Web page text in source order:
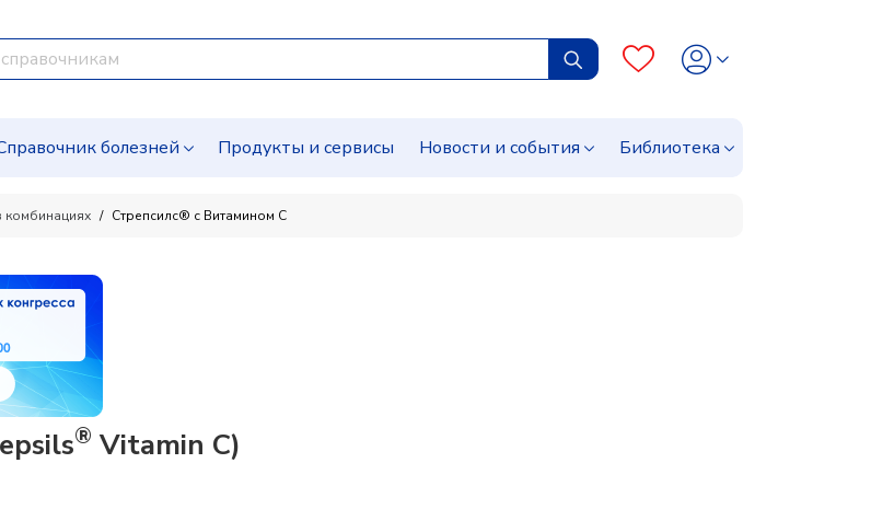
болезней Продукты и сервисы Новости и события Библиотека
комбинациях Стрепсилс® с Витамином C
® Vitamin C)